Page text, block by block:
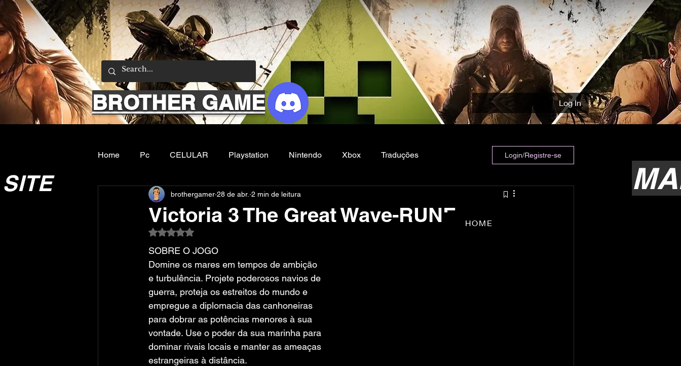
BROTHER GAME Log In
Home Pc CELULAR Playstation Nintendo Xbox Traduções
Emuladores Sobre nos Filmes e Series
Login/Registre-se
Victoria 3 The Great Wave-RUNE
brothergamer 28 de abr. 2 min de leitura
Avaliado com NaN de 5 estrelas.
SOBRE O JOGO
Domine os mares em tempos de ambição
e turbulência. Projete poderosos navios de
guerra, proteja os estreitos do mundo e
empregue a diplomacia das canhoneiras
para dobrar as potências menores à sua
vontade. Use o poder da sua marinha para
dominar rivais locais e manter as ameaças
estrangeiras à distância.
HOME